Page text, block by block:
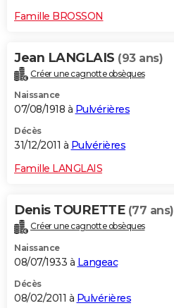
Famille BROSSON
Jean LANGLAIS (93 ans)
Créer une cagnotte obsèques
Naissance
07/08/1918 à Pulvérières
Décès
31/12/2011 à Pulvérières
Famille LANGLAIS
Denis TOURETTE (77 ans)
Créer une cagnotte obsèques
Naissance
08/07/1933 à Langeac
Décès
08/02/2011 à Pulvérières